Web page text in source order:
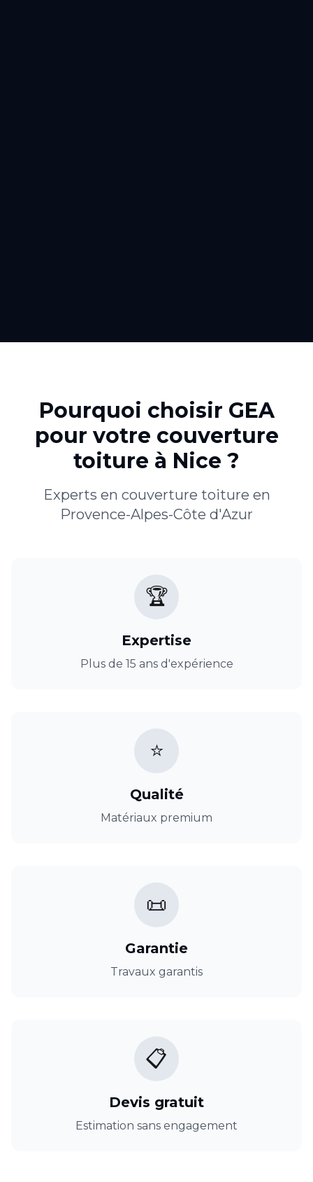
Pourquoi choisir GEA
pour votre couverture
toiture à Nice ?
Experts en couverture toiture en
Provence-Alpes-Côte d'Azur
🏆
Expertise
Plus de 15 ans d'expérience
⭐
Qualité
Matériaux premium
📜
Garantie
Travaux garantis
📋
Devis gratuit
Estimation sans engagement